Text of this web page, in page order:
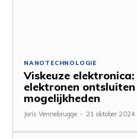
NANOTECHNOLOGIE
Viskeuze
elektronen
mogelijkheden
Joris Vennebrugge - 21 oktober 2024